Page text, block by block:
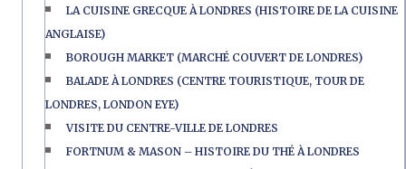
LA CUISINE GRECQUE À LONDRES (HISTOIRE DE LA CUISINE
ANGLAISE)
BOROUGH MARKET (MARCHÉ COUVERT DE LONDRES)
BALADE À LONDRES (CENTRE TOURISTIQUE, TOUR DE
LONDRES, LONDON EYE)
VISITE DU CENTRE-VILLE DE LONDRES
FORTNUM & MASON – HISTOIRE DU THÉ À LONDRES